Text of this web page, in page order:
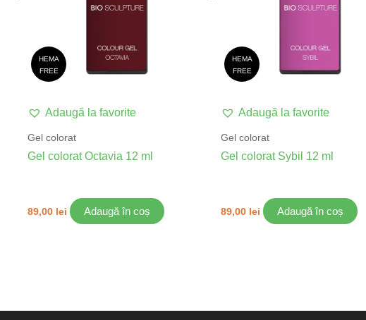
HEMA
FREE
Adaugă la favorite
Gel colorat
Gel colorat Octavia 12 ml
89,00 lei Adaugă în coș
HEMA
FREE
Adaugă la favorite
Gel colorat
Gel colorat Sybil 12 ml
89,00 lei Adaugă în coș